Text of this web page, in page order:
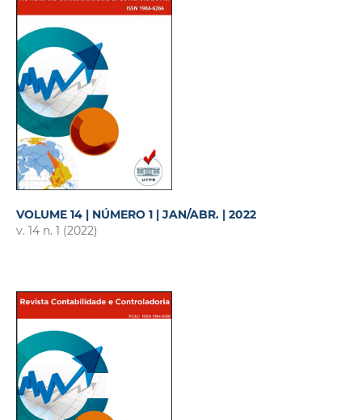
VOLUME 14 | NÚMERO 1 | JAN/ABR. | 2022
v. 14 n. 1 (2022)